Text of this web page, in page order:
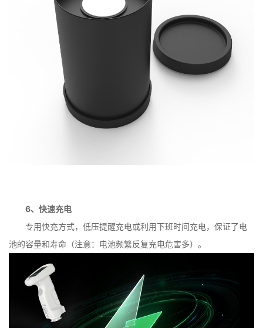
6、快速充电
专用快充方式，低压提醒充电或利用下班时间充电，保证了电
池的容量和寿命（注意：电池频繁反复充电危害多）。